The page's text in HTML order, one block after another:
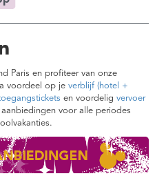
Paris en profiteer van onze
voordeel op je verblijf (hotel +
en voordelig vervoer
voor alle periodes